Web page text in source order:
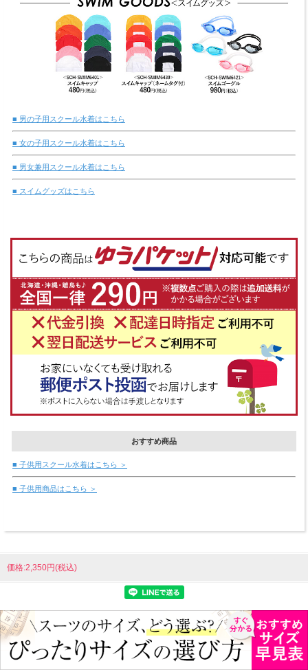
■ 男の子用スクール水着はこちら
■ 女の子用スクール水着はこちら
■ 男女兼用スクール水着はこちら
■ スイムグッズはこちら
おすすめ商品
■ 子供用スクール水着はこちら ＞
■ 子供用商品はこちら ＞
価格:2,350円(税込)